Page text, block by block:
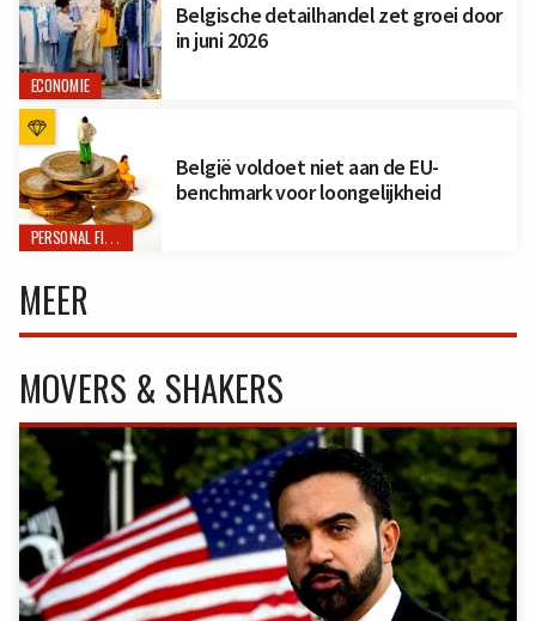
ECONOMIE
Belgische detailhandel zet groei door
in juni 2026
PERSONAL FINANCE
België voldoet niet aan de EU-
benchmark voor loongelijkheid
MEER
MOVERS & SHAKERS